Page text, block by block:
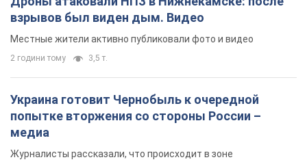
взрывов был виден дым. Видео
Местные жители активно публиковали фото и видео
2 години тому 3,5 т.
Украина готовит Чернобыль к очередной
попытке вторжения со стороны России –
медиа
Журналисты рассказали, что происходит в зоне